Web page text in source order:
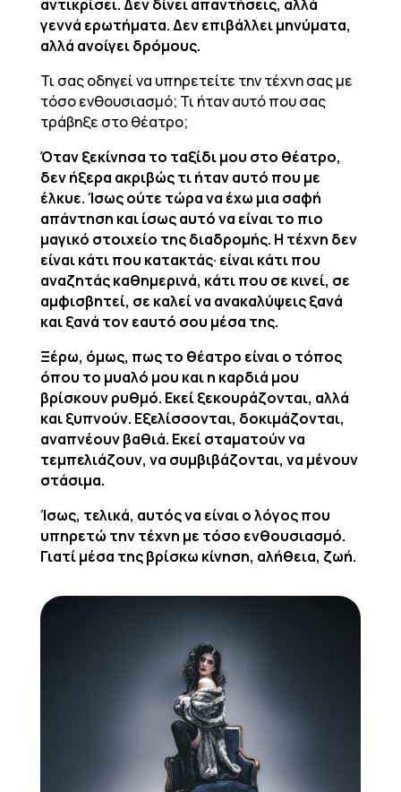
αντικρίσει. Δεν δίνει απαντήσεις, αλλά
γεννά ερωτήματα. Δεν επιβάλλει μηνύματα,
αλλά ανοίγει δρόμους.
Τι σας οδηγεί να υπηρετείτε την τέχνη σας με
τόσο ενθουσιασμό; Τι ήταν αυτό που σας
τράβηξε στο θέατρο;
Όταν ξεκίνησα το ταξίδι μου στο θέατρο,
δεν ήξερα ακριβώς τι ήταν αυτό που με
έλκυε. Ίσως ούτε τώρα να έχω μια σαφή
απάντηση και ίσως αυτό να είναι το πιο
μαγικό στοιχείο της διαδρομής. Η τέχνη δεν
είναι κάτι που κατακτάς· είναι κάτι που
αναζητάς καθημερινά, κάτι που σε κινεί, σε
αμφισβητεί, σε καλεί να ανακαλύψεις ξανά
και ξανά τον εαυτό σου μέσα της.
Ξέρω, όμως, πως το θέατρο είναι ο τόπος
όπου το μυαλό μου και η καρδιά μου
βρίσκουν ρυθμό. Εκεί ξεκουράζονται, αλλά
και ξυπνούν. Εξελίσσονται, δοκιμάζονται,
αναπνέουν βαθιά. Εκεί σταματούν να
τεμπελιάζουν, να συμβιβάζονται, να μένουν
στάσιμα.
Ίσως, τελικά, αυτός να είναι ο λόγος που
υπηρετώ την τέχνη με τόσο ενθουσιασμό.
Γιατί μέσα της βρίσκω κίνηση, αλήθεια, ζωή.